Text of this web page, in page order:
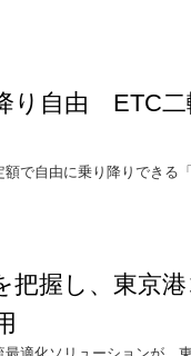
り自由 ETC
で自由に乗り降りできる
把握し、東京